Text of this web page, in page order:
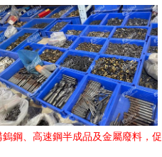
鎢鋼、高速鋼半成品及金屬廢料，促